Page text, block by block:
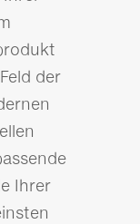
der
Ihrer